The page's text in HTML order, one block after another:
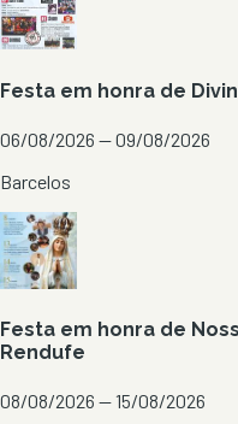
Festa em honra de
06/08/2026 — 09/08/2026
Barcelos
Festa em honra de
Rendufe
08/08/2026 — 15/08/2026